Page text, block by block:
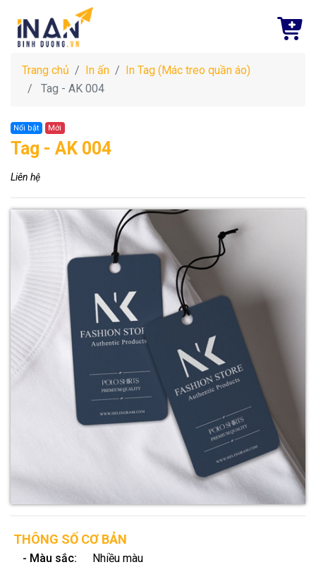
Trang chủ In ấn
In Tag (Mác treo quần áo)
Tag - AK 004
Nổi bật Mới
Tag - AK 004
Liên hệ
THÔNG SỐ CƠ BẢN
- Màu sắc:
Nhiều màu